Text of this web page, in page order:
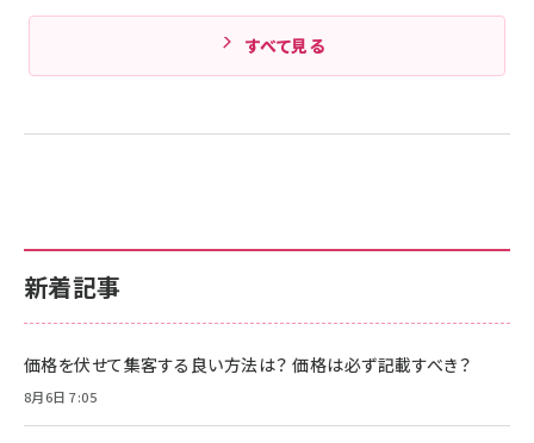
新着記事
価格を伏せて集客する良い方法は？ 価格は必ず記載すべき？
8月6日 7:05
すべて見る